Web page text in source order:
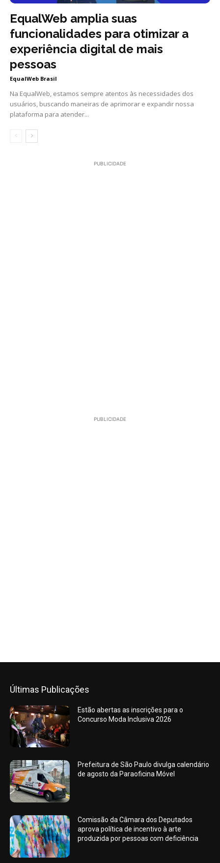
EqualWeb amplia suas
funcionalidades para otimizar a
experiência digital de mais
pessoas
EqualWeb Brasil
Na EqualWeb, estamos sempre atentos às necessidades dos
usuários, buscando maneiras de aprimorar e expandir nossa
plataforma para atender...
PUBLICIDADE
PUBLICIDADE
Últimas Publicações
Estão abertas as inscrições para o
Concurso Moda Inclusiva 2026
Prefeitura de São Paulo divulga calendário
de agosto da Paraoficina Móvel
Comissão da Câmara dos Deputados
aprova política de incentivo à arte
produzida por pessoas com deficiência